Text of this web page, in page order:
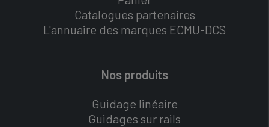
Catalogues partenaires
L'annuaire des marques ECMU-DCS
Nos produits
Guidage linéaire
Guidages sur rails